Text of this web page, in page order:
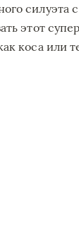
силуэта
этот
коса или